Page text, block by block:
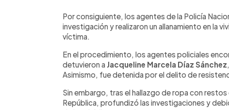
Por consiguiente, los agentes de la Policía
investigación y realizaron un allanamiento en la
víctima.
En el procedimiento, los agentes policiales
detuvieron a Jacqueline Marcela Díaz Sánchez
Asimismo, fue detenida por el delito de
Sin embargo, tras el hallazgo de ropa con restos
República, profundizó las investigaciones y